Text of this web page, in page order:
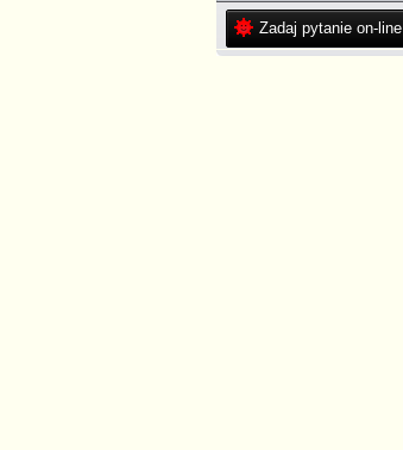
Zadaj pytanie on-line